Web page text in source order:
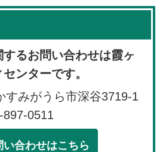
るお問い合わせは霞ヶ
ンターです。
みがうら市深谷3719-1
897-0511
い合わせはこちら